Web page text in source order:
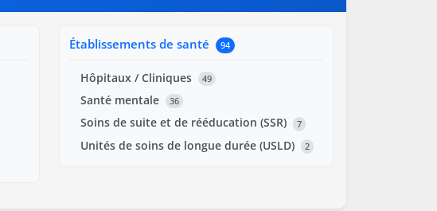
Établissements de santé 94
Hôpitaux / Cliniques 49
Santé mentale 36
Soins de suite et de rééducation (SSR) 7
Unités de soins de longue durée (USLD) 2